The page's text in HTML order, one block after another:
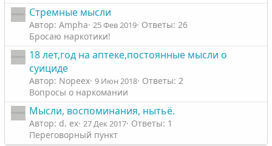
Стремные мысли
Автор: Ampha 25 Фев 2019 Ответы: 26
Бросаю наркотики!
18 лет,год на аптеке,постоянные мысли о
суициде
Автор: Nopeex 9 Июн 2018 Ответы: 2
Вопросы о наркомании
Мысли, воспоминания, нытьё.
Автор: d. ex 27 Дек 2017 Ответы: 1
Переговорный пункт